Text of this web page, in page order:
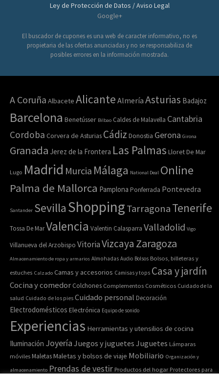
Ley de Protección de Datos / Aviso Legal
Google+
El buscador de cupones es una web de caracter informativo, no es
propietaria de las ofertas anunciadas y no se responsabiliza de
posibles errores en la información mostrada.
A Coruña Albacete Alicante Almería Asturias Badajoz
Barcelona Benetússer Bilbao Caldes de Malavella Cantabria
Cordoba Corvera de Asturias Cádiz Donostia Gerona Girona
Granada Jerez de la Frontera Las Palmas Lloret De Mar
Lugo Madrid Murcia Málaga National Deal Online
Palma de Mallorca Pamplona Ponferrada Pontevedra
Santander Sevilla ShoppingTarragonaTenerife
Tossa De MarValencia Valentin Calasparra Valladolid Vigo
Villanueva del Arzobispo VitoriaVizcaya Zaragoza
Almacenamiento de ropa y armarios Almohadas Audio Bolsos Bolsos, billeteras y
estuches Calzado Camas y accesorios Camisas y tops Casa y jardín
Cocina y comedor Colchones Complementos Cosméticos Cuidado de la
salud Cuidado de los pies Cuidado personal Decoración
Electrodomésticos Electrónica Equipo de sonido
Experiencias Herramientas y utensilios de cocina
Iluminación Joyería Juegos y juguetes Juguetes Lámparas
móviles MaletasMaletas y bolsos de viaje Mobiliario Organización y
almacenamiento Prendas de vestir Productos del hogar Protectores para